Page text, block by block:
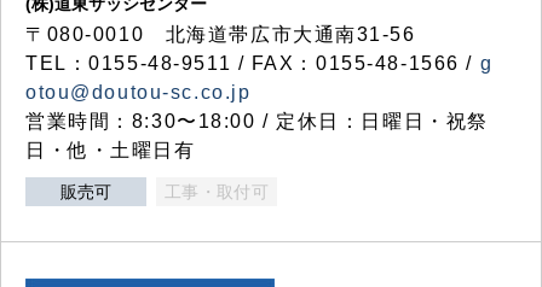
〒080-0010 北海道帯広市大通南31-56
TEL：0155-48-9511 / FAX：0155-48-1566 / g
otou@doutou-sc.co.jp
営業時間：8:30〜18:00 / 定休日：日曜日・祝祭
日・他・土曜日有
販売可 工事・取付可